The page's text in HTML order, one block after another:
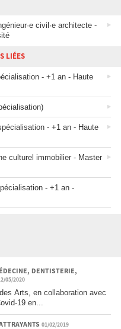
civil·e architecte -
LIÉES
- +1 an - Haute
- +1 an - Haute
culturel immobilier - Master
- +1 an -
DENTISTERIE,
05/2020
Arts, en collaboration avec
19 en...
01/02/2019